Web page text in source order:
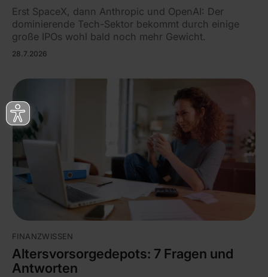
Erst SpaceX, dann Anthropic und OpenAI: Der
dominierende Tech-Sektor bekommt durch einige
große IPOs wohl bald noch mehr Gewicht.
28.7.2026
FINANZWISSEN
Altersvorsorgedepots: 7 Fragen und
Antworten